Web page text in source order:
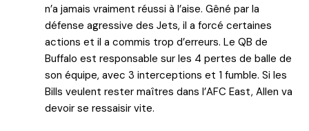
n’a jamais vraiment réussi à l’aise. Gêné par la
défense agressive des Jets, il a forcé certaines
actions et il a commis trop d’erreurs. Le QB de
Buffalo est responsable sur les 4 pertes de balle de
son équipe, avec 3 interceptions et 1 fumble. Si les
Bills veulent rester maîtres dans l’AFC East, Allen va
devoir se ressaisir vite.